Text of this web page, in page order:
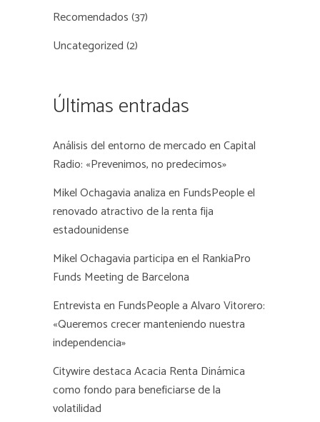
Recomendados(37)
Uncategorized(2)
Últimas entradas
Análisis del entorno de mercado en Capital
Radio: «Prevenimos, no predecimos»
Mikel Ochagavia analiza en FundsPeople el
renovado atractivo de la renta fija
estadounidense
Mikel Ochagavia participa en el RankiaPro
Funds Meeting de Barcelona
Entrevista en FundsPeople a Alvaro Vitorero:
«Queremos crecer manteniendo nuestra
independencia»
Citywire destaca Acacia Renta Dinámica
como fondo para beneficiarse de la
volatilidad